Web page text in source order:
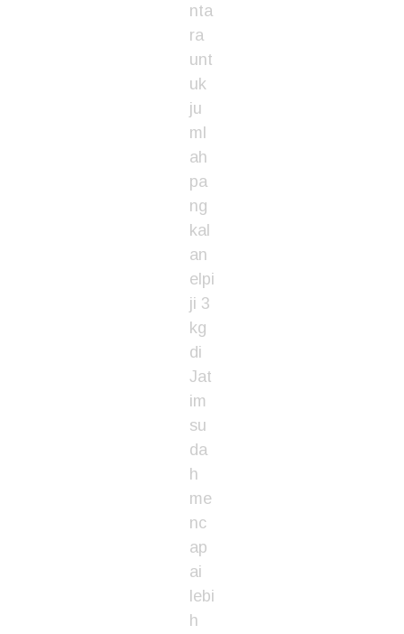
nta
ra
unt
uk
ju
ml
ah
pa
ng
kal
an
elpi
ji 3
kg
di
Jat
im
su
da
h
me
nc
ap
ai
lebi
h